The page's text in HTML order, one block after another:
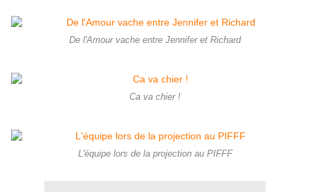
De l'Amour vache entre Jennifer et Richard
Ca va chier !
L'équipe lors de la projection au PIFFF